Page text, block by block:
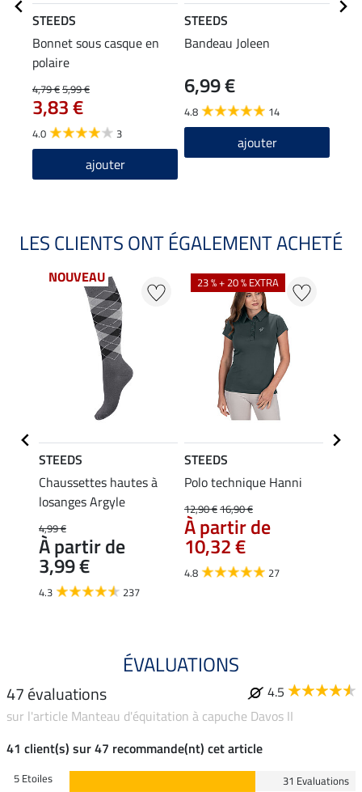
STEEDS
Bonnet sous casque en
polaire
4,79 €5,99 €
3,83 €
4.0 3
ajouter
STEEDS
Bandeau Joleen
6,99 €
4.8 14
ajouter
LES CLIENTS ONT ÉGALEMENT ACHETÉ
NOUVEAU
STEEDS
Chaussettes hautes à
losanges Argyle
4,99 €
À partir de
3,99 €
4.3 237
23 % + 20 % EXTRA
STEEDS
Polo technique Hanni
12,90 €16,90 €
À partir de
10,32 €
4.8 27
ÉVALUATIONS
47 évaluations
4.5
sur l'article Manteau d'équitation à capuche Davos II
41 client(s) sur 47 recommande(nt) cet article
5 Etoiles
31 Evaluations